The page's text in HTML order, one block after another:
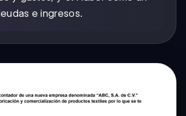
e ingresos.